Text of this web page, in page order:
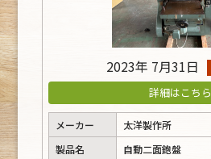
2023年 7月31日
詳細はこちら
メーカー
太洋製作所
製品名
自動二面鉋盤